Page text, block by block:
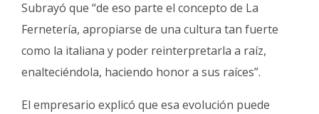
Subrayó que “de eso parte el concepto de La
Fernetería, apropiarse de una cultura tan fuerte
como la italiana y poder reinterpretarla a raíz,
enalteciéndola, haciendo honor a sus raíces”.
El empresario explicó que esa evolución puede